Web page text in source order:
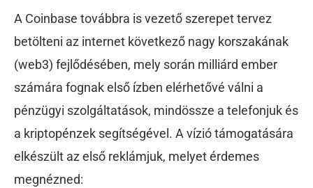
A Coinbase továbbra is vezető szerepet tervez
betölteni az internet következő nagy korszakának
(web3) fejlődésében, mely során milliárd ember
számára fognak első ízben elérhetővé válni a
pénzügyi szolgáltatások, mindössze a telefonjuk és
a kriptopénzek segítségével. A vízió támogatására
elkészült az első reklámjuk, melyet érdemes
megnézned: